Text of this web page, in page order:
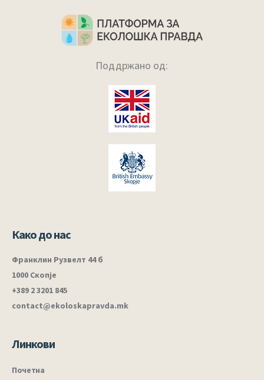
Поддржано од:
Како до нас
Франклин Рузвелт 44 б
1000 Скопје
+389 2 3201 845
contact@ekoloskapravda.mk
Линкови
Почетна